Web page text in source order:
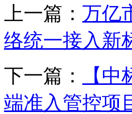
上一篇： 万亿
络统一接入新
下一篇：
【
端准入管控项